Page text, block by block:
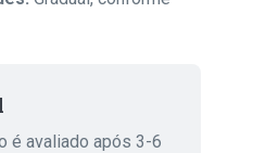
é avaliado após 3-6